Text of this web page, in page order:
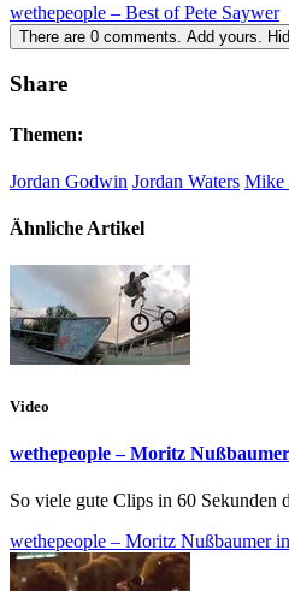
wethepeople – Best of Pete Saywer
There are 0 comments. Add yours.
Share
Themen:
Jordan Godwin Jordan Waters Mike
Ähnliche Artikel
Video
wethepeople – Moritz
So viele gute Clips in 60 Sekunden
wethepeople – Moritz Nußbaumer